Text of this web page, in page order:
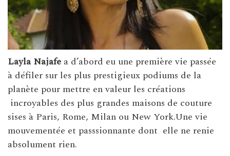
Layla Najafe a d’abord eu une première vie passée
à défiler sur les plus prestigieux podiums de la
planète pour mettre en valeur les créations
incroyables des plus grandes maisons de couture
sises à Paris, Rome, Milan ou New York.Une vie
mouvementée et passsionnante dont elle ne renie
absolument rien.